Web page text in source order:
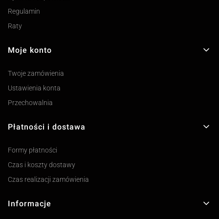
Regulamin
Raty
Moje konto
Twoje zamówienia
Ustawienia konta
Przechowalnia
Płatności i dostawa
Formy płatności
Czas i koszty dostawy
Czas realizacji zamówienia
Informacje